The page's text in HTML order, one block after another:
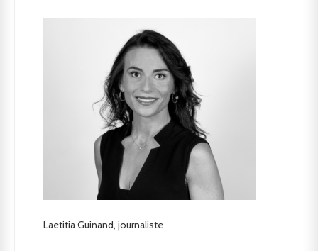
Laetitia Guinand, journaliste